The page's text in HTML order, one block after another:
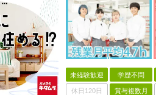
未経験歓迎 学歴不問
休日120日 賞与複数月